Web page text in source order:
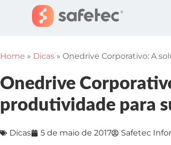
Home » Dicas » Onedrive Corporativo: A
Onedrive
produtividade para
Dicas 5 de maio de 2017 Safetec